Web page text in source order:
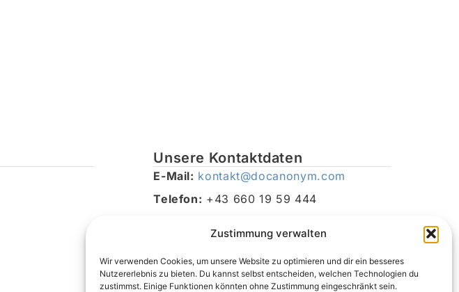
Zustimmung verwalten
Wir verwenden Cookies, um unsere Website zu optimieren und dir ein besseres
Nutzererlebnis zu bieten. Du kannst selbst entscheiden, welchen Technologien du
zustimmst. Einige Funktionen könnten ohne Zustimmung eingeschränkt sein.
Unsere Kontaktdaten
E-Mail: kontakt@docanonym.com
Telefon: +43 660 19 59 444
Traunsee, Österreich